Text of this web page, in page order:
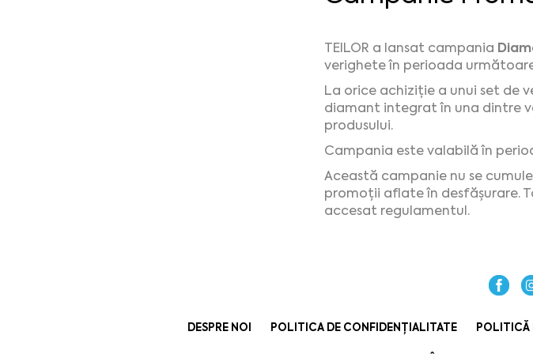
TEILOR a lansat campania
verighete în perioada
La orice achiziție a unui set de
diamant integrat în una dintre
produsului.
Campania este valabilă în
Această campanie nu se
promoții aflate în desfășurare.
accesat regulamentul.
DESPRE NOI POLITICA DE CONFIDENȚIALITATE POLITICĂ